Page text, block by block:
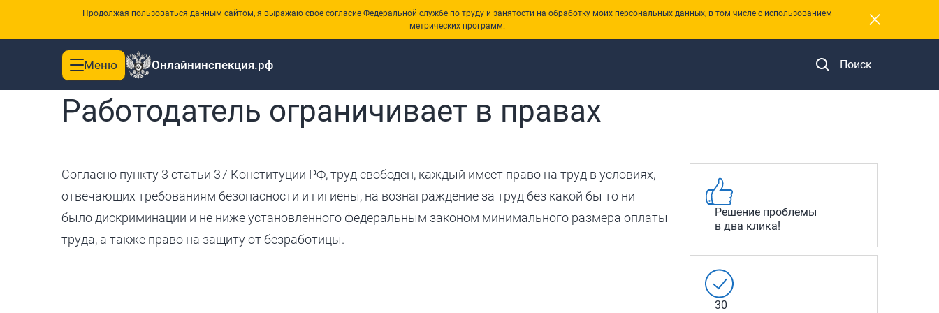
Продолжая пользоваться данным сайтом, я выражаю свое согласие Федеральной службе по труду и занятости на обработку моих персональных данных, в том числе с использованием
метрических программ.
×
Toggle
navigation
Меню Онлайнинспекция.рф Поиск
Главная
Работодатель ограничивает в правах
Согласно пункту 3 статьи 37 Конституции РФ, труд свободен, каждый имеет право на труд в условиях,
отвечающих требованиям безопасности и гигиены, на вознаграждение за труд без какой бы то ни
было дискриминации и не ниже установленного федеральным законом минимального размера оплаты
труда, а также право на защиту от безработицы.
Решение проблемы
в два клика!
30